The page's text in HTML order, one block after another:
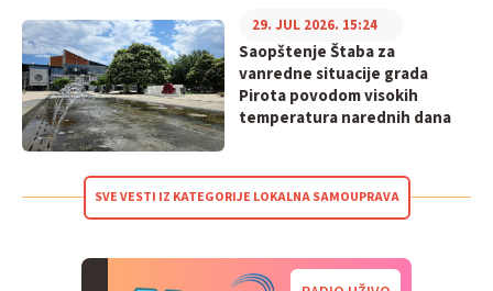
Saopštenje Štaba za
vanredne situacije grada
Pirota povodom visokih
temperatura narednih dana
29. JUL 2026. 15:24
SVE VESTI IZ KATEGORIJE LOKALNA SAMOUPRAVA